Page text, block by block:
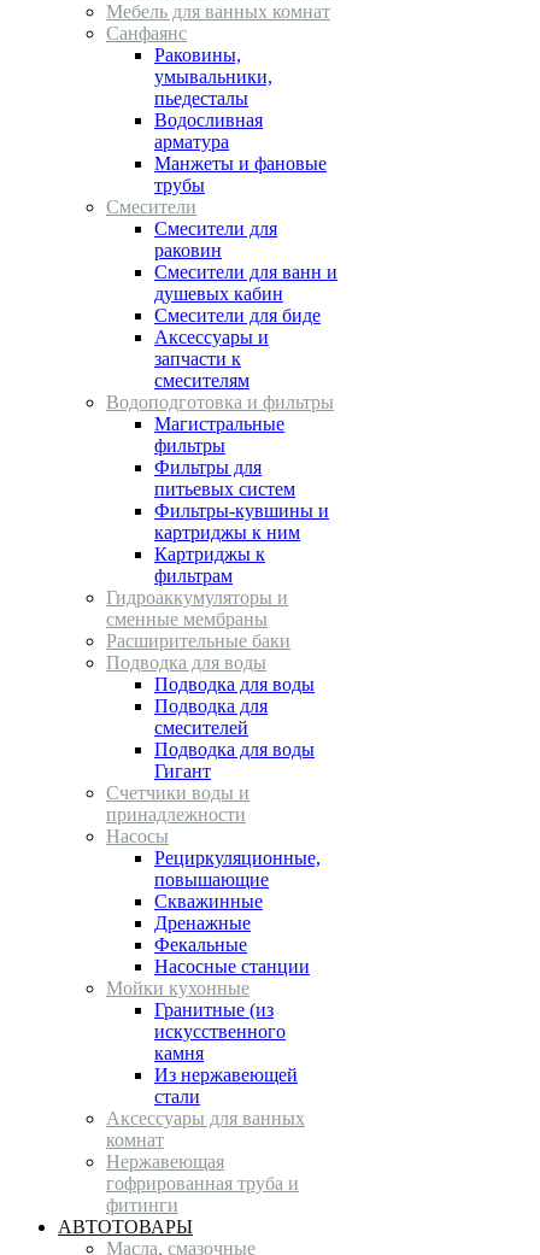
Мебель для ванных комнат
Санфаянс
Раковины,
умывальники,
пьедесталы
Водосливная
арматура
Манжеты и фановые
трубы
Смесители
Смесители для
раковин
Смесители для ванн и
душевых кабин
Смесители для биде
Аксессуары и
запчасти к
смесителям
Водоподготовка и фильтры
Магистральные
фильтры
Фильтры для
питьевых систем
Фильтры-кувшины и
картриджы к ним
Картриджы к
фильтрам
Гидроаккумуляторы и
сменные мембраны
Расширительные баки
Подводка для воды
Подводка для воды
Подводка для
смесителей
Подводка для воды
Гигант
Счетчики воды и
принадлежности
Насосы
Рециркуляционные,
повышающие
Скважинные
Дренажные
Фекальные
Насосные станции
Мойки кухонные
Гранитные (из
искусственного
камня
Из нержавеющей
стали
Аксессуары для ванных
комнат
Нержавеющая
гофрированная труба и
фитинги
АВТОТОВАРЫ
Масла, смазочные